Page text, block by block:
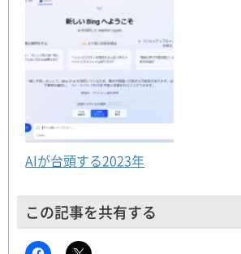
AIが台頭する2023年
この記事を共有する